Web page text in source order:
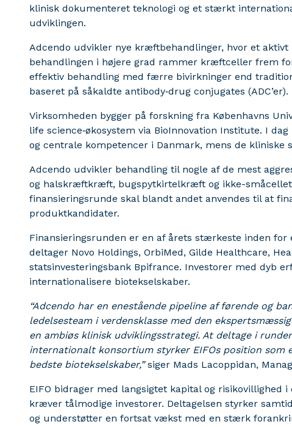
klinisk dokumenteret teknologi og et stærkt
udviklingen.
Adcendo udvikler nye kræftbehandlinger, hvor et
behandlingen i højere grad rammer kræftceller frem
effektiv behandling med færre bivirkninger end
baseret på såkaldte antibody‑drug conjugates (ADC’er).
Virksomheden bygger på forskning fra Københavns
life science‑økosystem via BioInnovation Institute. I
og centrale kompetencer i Danmark, mens de kliniske
Adcendo udvikler behandling til nogle af de mest
og halskræftkræft, bugspytkirtelkræft og ikke-
finansieringsrunde skal blandt andet anvendes til at
produktkandidater.
Finansieringsrunden er en af årets stærkeste inden
deltager Novo Holdings, OrbiMed, Gilde Healthcare,
statsinvesteringsbank Bpifrance. Investorer med dyb
internationalisere biotekselskaber.
“Adcendo har en enestående pipeline af førende og
ledelsesteam i verdensklasse med den
en ambiøs klinisk udviklingsstrategi. At deltage i
internationalt konsortium styrker EIFOs position som
bedste biotekselskaber,”siger Mads Lacoppidan,
EIFO bidrager med langsigtet kapital og risikovillighed
kræver tålmodige investorer. Deltagelsen styrker
og understøtter en fortsat vækst med en stærk